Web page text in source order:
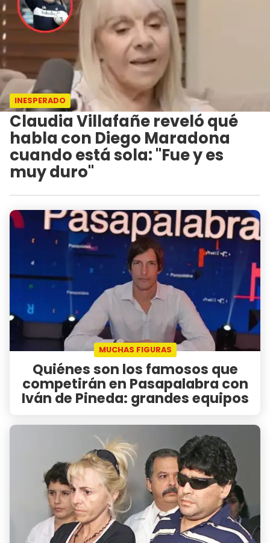
INESPERADO
Claudia Villafañe reveló qué
habla con Diego Maradona
cuando está sola: "Fue y es
muy duro"
MUCHAS FIGURAS
Quiénes son los famosos que
competirán en Pasapalabra con
Iván de Pineda: grandes equipos